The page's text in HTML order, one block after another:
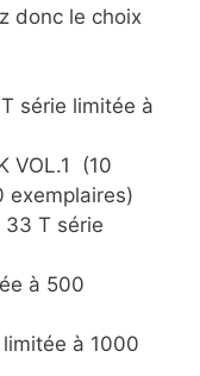
donc le choix
série limitée à
VOL.1 (10
exemplaires)
33 T série
à 500
limitée à 1000